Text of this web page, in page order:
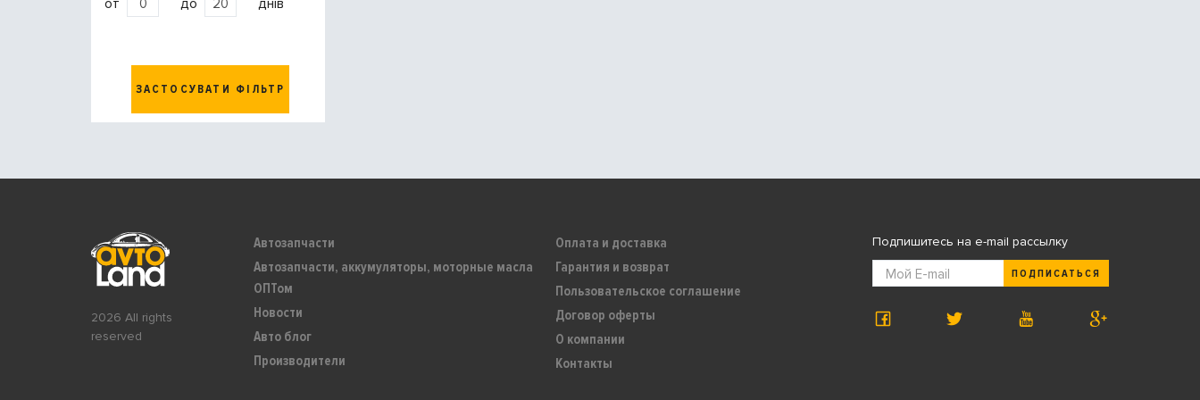
ЗАСТОСУВАТИ ФІЛЬТР
2026 All rights
reserved
Автозапчасти
Автозапчасти, аккумуляторы, моторные масла
ОПТом
Новости
Авто блог
Производители
Оплата и доставка
Гарантия и возврат
Пользовательское соглашение
Договор оферты
О компании
Контакты
Подпишитесь на e-mail рассылку
ПОДПИСАТЬСЯ